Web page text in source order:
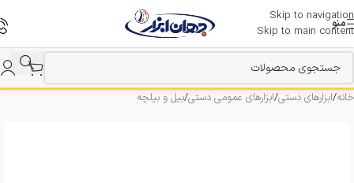
Skip to navigation
Skip to main content
منو
خانه/ابزارهای دستی/ابزارهای عمومی دستی/بیل و بیلچه